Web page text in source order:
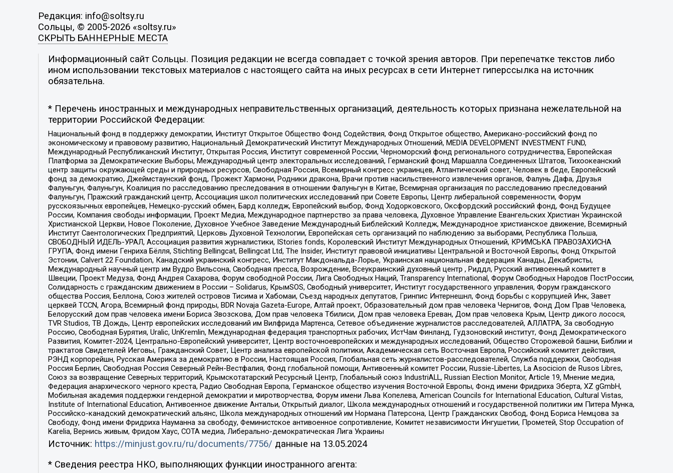
Редакция: info@soltsy.ru
Сольцы, © 2005-2026 «soltsy.ru»
СКРЫТЬ БАННЕРНЫЕ МЕСТА
Информационный сайт Сольцы. Позиция редакции не всегда совпадает с точкой зрения авторов. При перепечатке текстов либо
ином использовании текстовых материалов с настоящего сайта на иных ресурсах в сети Интернет гиперссылка на источник
обязательна.
* Перечень иностранных и международных неправительственных организаций, деятельность которых признана нежелательной на
территории Российской Федерации:
Национальный фонд в поддержку демократии, Институт Открытое Общество Фонд Содействия, Фонд Открытое общество, Американо-российский фонд по
экономическому и правовому развитию, Национальный Демократический Институт Международных Отношений, MEDIA DEVELOPMENT INVESTMENT FUND,
Международный Республиканский Институт, Открытая Россия, Институт современной России, Черноморский фонд регионального сотрудничества, Европейская
Платформа за Демократические Выборы, Международный центр электоральных исследований, Германский фонд Маршалла Соединенных Штатов, Тихоокеанский
центр защиты окружающей среды и природных ресурсов, Свободная Россия, Всемирный конгресс украинцев, Атлантический совет, Человек в беде, Европейский
фонд за демократию, Джеймстаунский фонд, Прожект Хармони, Родники дракона, Врачи против насильственного извлечения органов, Фалунь Дафа, Друзья
Фалуньгун, Фалуньгун, Коалиция по расследованию преследования в отношении Фалуньгун в Китае, Всемирная организация по расследованию преследований
Фалуньгун, Пражский гражданский центр, Ассоциация школ политических исследований при Совете Европы, Центр либеральной современности, Форум
русскоязычных европейцев, Немецко-русский обмен, Бард колледж, Европейский выбор, Фонд Ходорковского, Оксфордский российский фонд, Фонд Будущее
России, Компания свободы информации, Проект Медиа, Международное партнерство за права человека, Духовное Управление Евангельских Христиан Украинской
Христианской Церкви, Новое Поколение, Духовное Учебное Заведение Международный Библейский Колледж, Международное христианское движение, Всемирный
Институт Саентологических Предприятий, Церковь Духовной Технологии, Европейская сеть организаций по наблюдению за выборами, Республика Польша,
СВОБОДНЫЙ ИДЕЛЬ-УРАЛ, Ассоциация развития журналистики, IStories fonds, Королевский Институт Международных Отношений, КРИМСЬКА ПРАВОЗАХИСНА
ГРУПА, Фонд имени Генриха Бёлля, Stichting Bellingcat, Bellingcat Ltd, The Insider, Институт правовой инициативы Центральной и Восточной Европы, Фонд Открытой
Эстонии, Calvert 22 Foundation, Канадский украинский конгресс, Институт Макдональда-Лорье, Украинская национальная федерация Канады, Декабристы,
Международный научный центр им Вудро Вильсона, Свободная пресса, Возрождение, Всеукраинский духовный центр , Риддл, Русский антивоенный комитет в
Швеции, Проект Медуза, Фонд Андрея Сахарова, Форум свободной России, Лига Свободных Наций, Transparеncy International, Форум Свободных Народов ПостРоссии,
Солидарность с гражданским движением в России – Solidarus, КрымSOS, Свободный университет, Институт государственного управления, Форум гражданского
общества Россия, Беллона, Союз жителей островов Тисима и Хабомаи, Съезд народных депутатов, Гринпис Интернешнл, Фонд борьбы с коррупцией Инк, Завет
церквей TCCN, Агора, Всемирный фонд природы, BDR Novaja Gazeta-Europe, Алтай проект, Образовательный дом прав человека Чернигов, Фонд Дом Прав Человека,
Белорусский дом прав человека имени Бориса Звозскова, Дом прав человека Тбилиси, Дом прав человека Ереван, Дом прав человека Крым, Центр дикого лосося,
TVR Studios, ТВ Дождь, Центр европейских исследований им Вилфрида Мартенса, Сетевое объединение журналистов расследователей, АЛЛАТРА, За свободную
Россию, Свободная Бурятия, Uralic, UnKremlin, Международная федерация транспортных рабочих, ИстЧам Финланд, Гудзоновский институт, Фонд Демократического
Развития, Комитет-2024, Центрально-Европейский университет, Центр восточноевропейских и международных исследований, Общество Сторожевой башни, Библии и
трактатов Свидетелей Иеговы, Гражданский Совет, Центр анализа европейской политики, Академическая сеть Восточная Европа, Российский комитет действия,
РЭНД корпорейшн, Русская Америка за демократию в России, Настоящая Россия, Глобальная сеть журналистов-расследователей, Служба поддержки, Свободная
Россия Берлин, Свободная Россия Северный Рейн-Вестфалия, Фонд глобальной помощи, Антивоенный комитет России, Russie-Libertes, La Asocicion de Rusos Libres,
Союз за возвращение Северных территорий, Крымскотатарский Ресурсный Центр, Глобальный союз IndustriALL, Russian Election Monitor, Article 19, Мнение медиа,
Федерация анархического черного креста, Радио Свободная Европа, Германское общество изучения Восточной Европы, Фонд имени Фридриха Эберта, XZ gGmbH,
Мобильная академия поддержки гендерной демократии и миротворчества, Форум имени Льва Копелева, American Councils for International Education, Cultural Vistas,
Institute of International Education, Антивоенное движение Антальи, Открытый диалог, Школа международных отношений и государственной политики им Питера Мунка,
Российско-канадский демократический альянс, Школа международных отношений им Нормана Патерсона, Центр Гражданских Свобод, Фонд Бориса Немцова за
Свободу, Фонд имени Фридриха Науманна за свободу, Феминистское антивоенное сопротивление, Комитет независимости Ингушетии, Прометей, Stop Occupation of
Karelia, Вернись живым, Фридом Хаус, СОТА медиа, Либерально-демократическая Лига Украины
Источник: https://minjust.gov.ru/ru/documents/7756/ данные на 13.05.2024
* Сведения реестра НКО, выполняющих функции иностранного агента: